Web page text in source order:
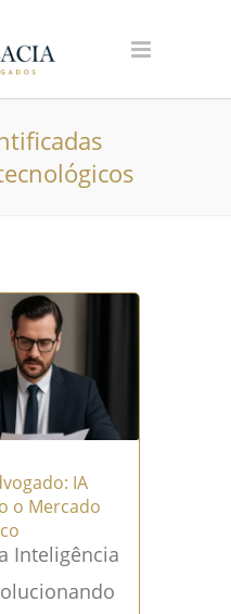
IA
o Mercado
Inteligência